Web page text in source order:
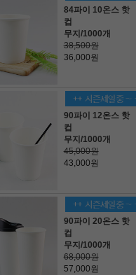
84파이 10온스 핫
컵
무지/1000개
38,500원
36,000원
90파이 12온스 핫
컵
무지/1000개
45,000원
43,000원
90파이 20온스 핫
컵
무지/1000개
68,000원
57,000원